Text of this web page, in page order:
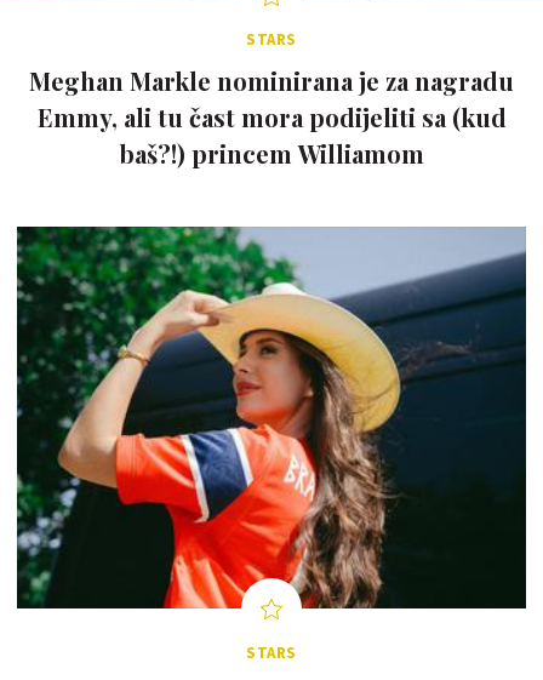
STARS
Meghan Markle nominirana je za nagradu
Emmy, ali tu čast mora podijeliti sa (kud
baš?!) princem Williamom
STARS